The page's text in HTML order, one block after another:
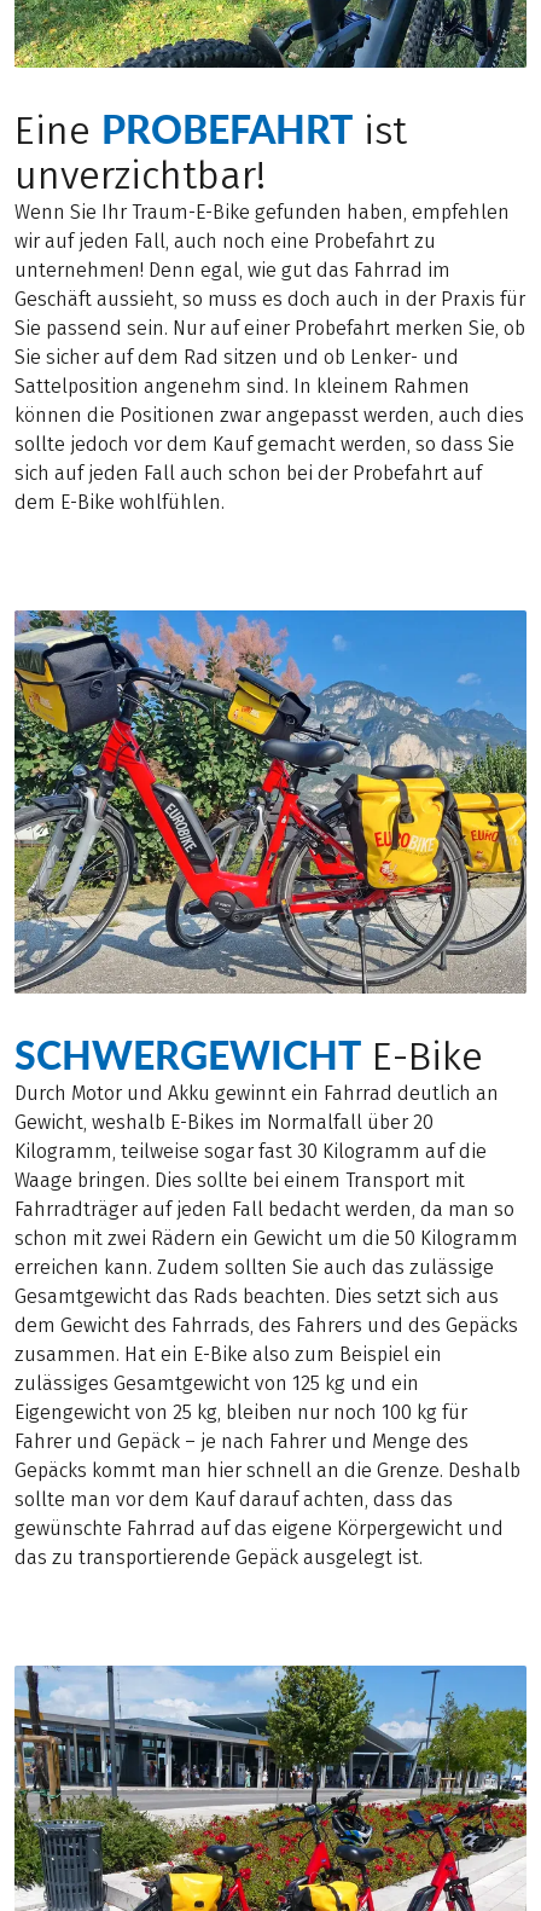
Eine PROBEFAHRT ist
unverzichtbar!
Wenn Sie Ihr Traum-E-Bike gefunden haben, empfehlen
wir auf jeden Fall, auch noch eine Probefahrt zu
unternehmen! Denn egal, wie gut das Fahrrad im
Geschäft aussieht, so muss es doch auch in der Praxis für
Sie passend sein. Nur auf einer Probefahrt merken Sie, ob
Sie sicher auf dem Rad sitzen und ob Lenker- und
Sattelposition angenehm sind. In kleinem Rahmen
können die Positionen zwar angepasst werden, auch dies
sollte jedoch vor dem Kauf gemacht werden, so dass Sie
sich auf jeden Fall auch schon bei der Probefahrt auf
dem E-Bike wohlfühlen.
SCHWERGEWICHT E-Bike
Durch Motor und Akku gewinnt ein Fahrrad deutlich an
Gewicht, weshalb E-Bikes im Normalfall über 20
Kilogramm, teilweise sogar fast 30 Kilogramm auf die
Waage bringen. Dies sollte bei einem Transport mit
Fahrradträger auf jeden Fall bedacht werden, da man so
schon mit zwei Rädern ein Gewicht um die 50 Kilogramm
erreichen kann. Zudem sollten Sie auch das zulässige
Gesamtgewicht das Rads beachten. Dies setzt sich aus
dem Gewicht des Fahrrads, des Fahrers und des Gepäcks
zusammen. Hat ein E-Bike also zum Beispiel ein
zulässiges Gesamtgewicht von 125 kg und ein
Eigengewicht von 25 kg, bleiben nur noch 100 kg für
Fahrer und Gepäck – je nach Fahrer und Menge des
Gepäcks kommt man hier schnell an die Grenze. Deshalb
sollte man vor dem Kauf darauf achten, dass das
gewünschte Fahrrad auf das eigene Körpergewicht und
das zu transportierende Gepäck ausgelegt ist.